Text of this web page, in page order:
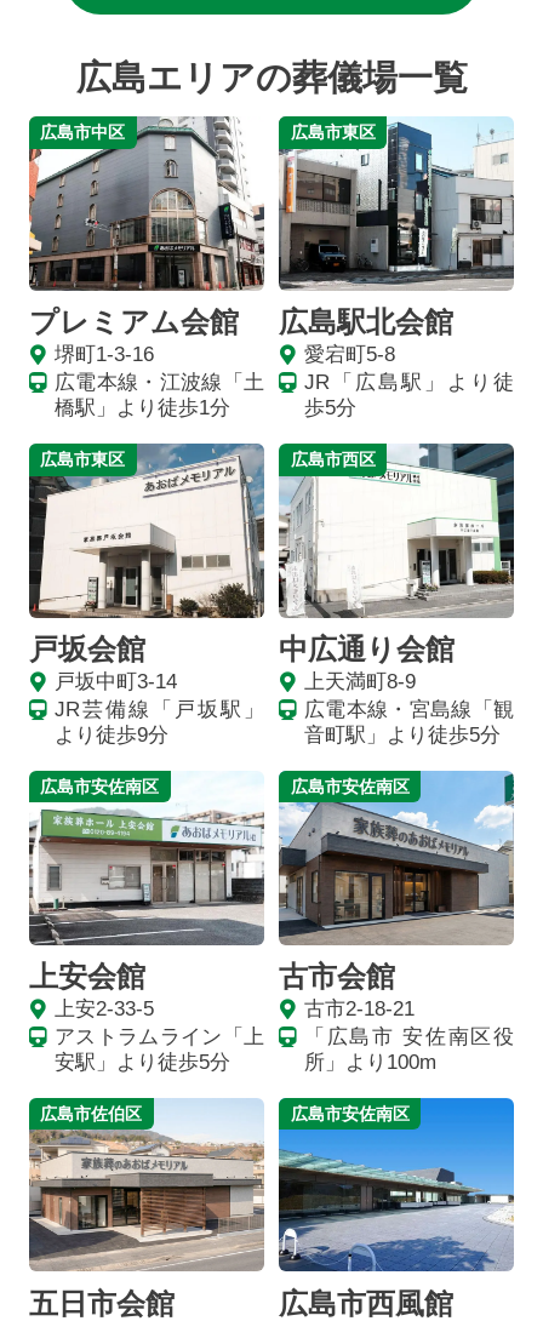
広島エリアの葬儀場一覧
広島市中区
プレミアム会館
堺町1-3-16
広電本線・江波線「土
橋駅」より徒歩1分
広島市東区
広島駅北会館
愛宕町5-8
JR「広島駅」より徒
歩5分
広島市東区
戸坂会館
戸坂中町3-14
JR芸備線「戸坂駅」
より徒歩9分
広島市西区
中広通り会館
上天満町8-9
広電本線・宮島線「観
音町駅」より徒歩5分
広島市安佐南区
上安会館
上安2-33-5
アストラムライン「上
安駅」より徒歩5分
広島市安佐南区
古市会館
古市2-18-21
「広島市 安佐南区役
所」より100m
広島市佐伯区
五日市会館
広島市安佐南区
広島市西風館